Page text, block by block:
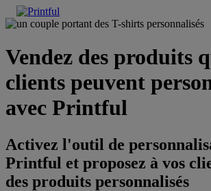
Vendez des produits
clients peuvent
avec Printful
Activez l'outil de
Printful et proposez à vos
des produits personnalisés